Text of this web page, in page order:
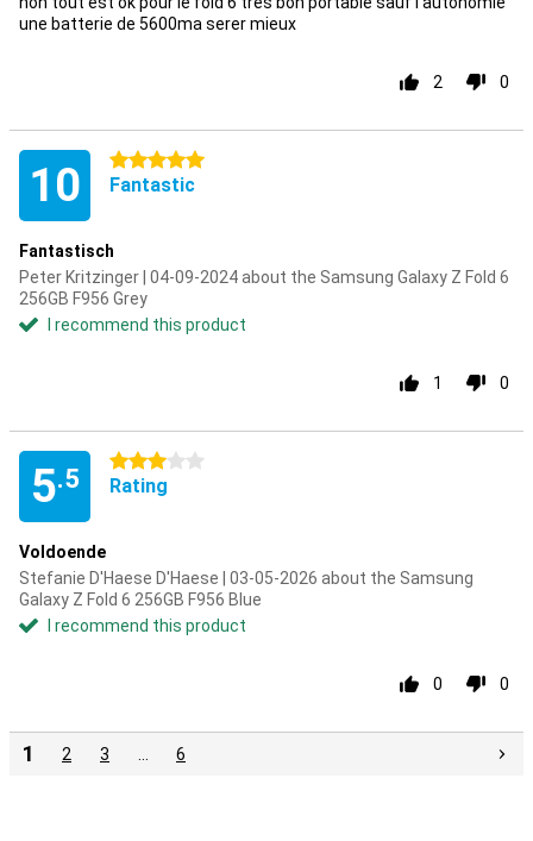
une batterie de 5600ma serer mieux
2 0
10 5 stars
Fantastic
Fantastisch
Peter Kritzinger | 04-09-2024 about the Samsung Galaxy Z Fold 6
256GB F956 Grey
I recommend this product
1 0
5.5
3 stars
Rating
Voldoende
Stefanie D'Haese D'Haese | 03-05-2026 about the Samsung
Galaxy Z Fold 6 256GB F956 Blue
I recommend this product
0 0
1 2 3 6